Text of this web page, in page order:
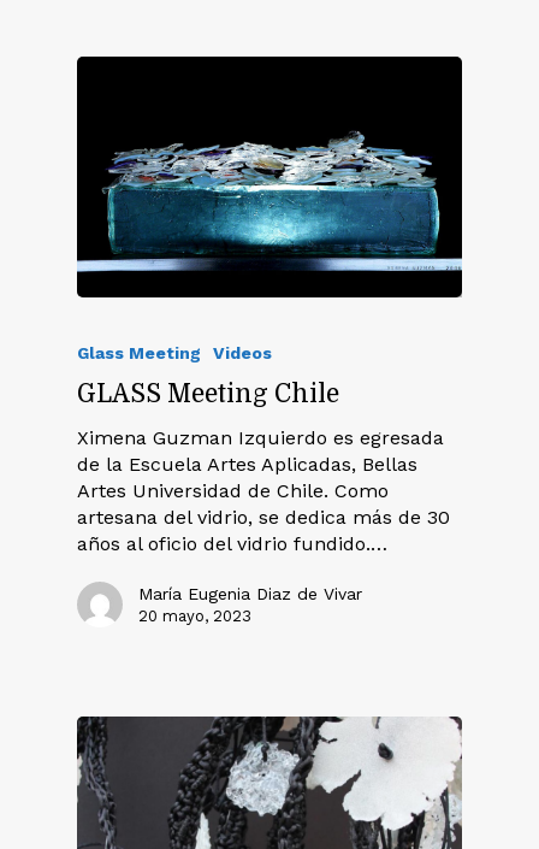
Glass Meeting Videos
GLASS Meeting Chile
Ximena Guzman Izquierdo es egresada
de la Escuela Artes Aplicadas, Bellas
Artes Universidad de Chile. Como
artesana del vidrio, se dedica más de 30
años al oficio del vidrio fundido.…
María Eugenia Diaz de Vivar
20 mayo, 2023